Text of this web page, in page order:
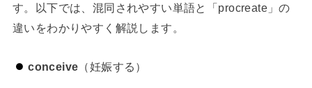
す。以下では、混同されやすい単語と「procreate」の
違いをわかりやすく解説します。
conceive （妊娠する）